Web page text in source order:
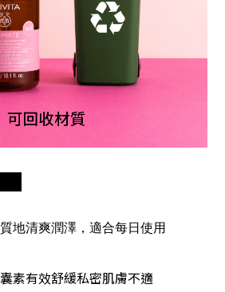
地清爽潤澤，適合每日使用
素有效舒緩私密肌膚不適